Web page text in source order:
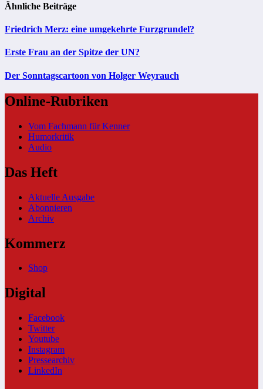
Ähnliche Beiträge
Friedrich Merz: eine umgekehrte Furzgrundel?
Erste Frau an der Spitze der UN?
Der Sonntagscartoon von Holger Weyrauch
Online-Rubriken
Vom Fachmann für Kenner
Humorkritik
Audio
Das Heft
Aktuelle Ausgabe
Abonnieren
Archiv
Kommerz
Shop
Digital
Facebook
Twitter
Youtube
Instagram
Pressearchiv
LinkedIn